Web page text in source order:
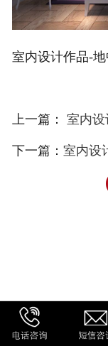
室内设计作品-
上一篇： 室内
下一篇： 室内设